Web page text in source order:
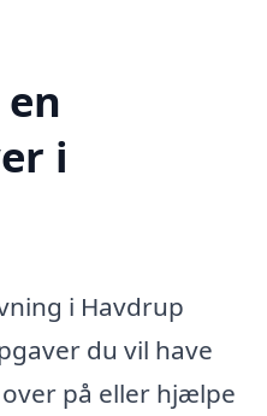
i
i Havdrup
du vil have
på eller hjælpe